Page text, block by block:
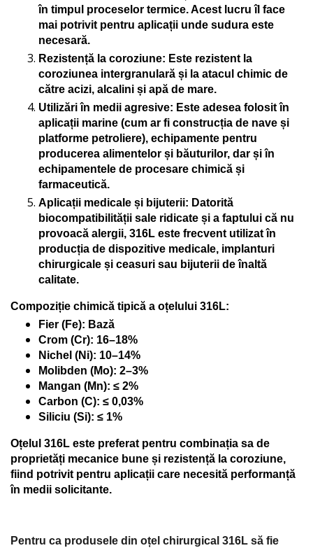
în timpul proceselor termice. Acest lucru îl face
mai potrivit pentru aplicații unde sudura este
necesară.
Rezistență la coroziune: Este rezistent la
coroziunea intergranulară și la atacul chimic de
către acizi, alcalini și apă de mare.
Utilizări în medii agresive: Este adesea folosit în
aplicații marine (cum ar fi construcția de nave și
platforme petroliere), echipamente pentru
producerea alimentelor și băuturilor, dar și în
echipamentele de procesare chimică și
farmaceutică.
Aplicații medicale și bijuterii: Datorită
biocompatibilității sale ridicate și a faptului că nu
provoacă alergii, 316L este frecvent utilizat în
producția de dispozitive medicale, implanturi
chirurgicale și ceasuri sau bijuterii de înaltă
calitate.
Compoziție chimică tipică a oțelului 316L:
Fier (Fe): Bază
Crom (Cr): 16–18%
Nichel (Ni): 10–14%
Molibden (Mo): 2–3%
Mangan (Mn): ≤ 2%
Carbon (C): ≤ 0,03%
Siliciu (Si): ≤ 1%
Oțelul 316L este preferat pentru combinația sa de
proprietăți mecanice bune și rezistență la coroziune,
fiind potrivit pentru aplicații care necesită performanță
în medii solicitante.
Pentru ca produsele din oțel chirurgical 316L să fie